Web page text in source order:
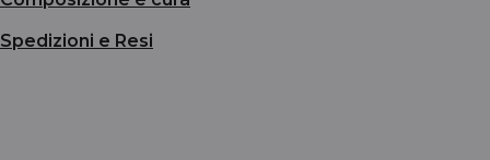
Spedizioni e Resi